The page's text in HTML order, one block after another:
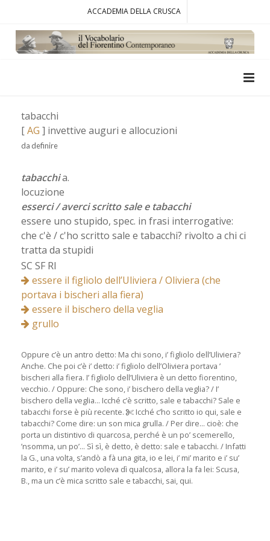
ACCADEMIA DELLA CRUSCA
tabacchi
[AG ] invettive auguri e allocuzioni
da definire
tabacchia.
locuzione
esserci / averci scritto sale e tabacchi
essere uno stupido, spec. in frasi interrogative:
che c'è / c'ho scritto sale e tabacchi? rivolto a chi ci
tratta da stupidi
SC SF RI
essere il figliolo dell’Uliviera / Oliviera (che
portava i bischeri alla fiera)
essere il bischero della veglia
grullo
Oppure c’è un antro detto: Ma chi sono, i’ figliolo dell’Uliviera?
Anche. Che poi c’è i’ detto: i’ figliolo dell’Oliviera portava ’
bischeri alla fiera. I’ figliolo dell’Uliviera è un detto fiorentino,
vecchio. / Oppure: Che sono, i’ bischero della veglia? / I’
bischero della veglia... Icché c’è scritto, sale e tabacchi? Sale e
tabacchi forse è più recente.
Icché c’ho scritto io qui, sale e
tabacchi? Come dire: un son mica grulla. / Per dire... cioè: che
porta un distintivo di quarcosa, perché è un po’ scemerello,
’nsomma, un po’... Sì sì, è detto, è detto: sale e tabacchi. / Infatti
la G., una volta, s’andò a fà una gita, io e lei, i’ mi’ marito e i’ su’
marito, e i’ su’ marito voleva dì qualcosa, allora la fa lei: Scusa,
B., ma un c’è mica scritto sale e tabacchi, sai, qui.